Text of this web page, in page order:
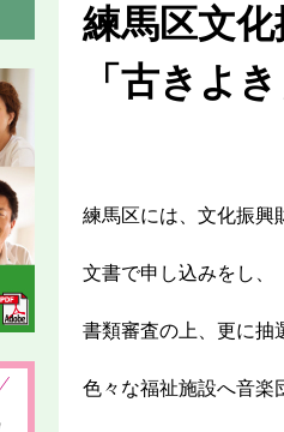
練馬区文
「古きよ
練馬区には、文化振興
文書で申し込みをし、
書類審査の上、更に抽
色々な福祉施設へ音楽